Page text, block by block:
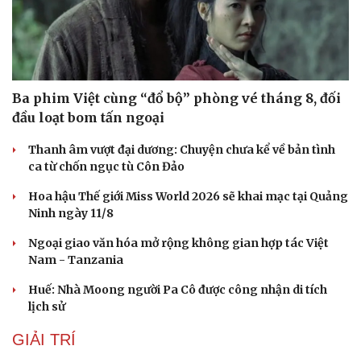
Ba phim Việt cùng “đổ bộ” phòng vé tháng 8, đối
đầu loạt bom tấn ngoại
Thanh âm vượt đại dương: Chuyện chưa kể về bản tình
ca từ chốn ngục tù Côn Đảo
Hoa hậu Thế giới Miss World 2026 sẽ khai mạc tại Quảng
Ninh ngày 11/8
Ngoại giao văn hóa mở rộng không gian hợp tác Việt
Nam - Tanzania
Huế: Nhà Moong người Pa Cô được công nhận di tích
lịch sử
GIẢI TRÍ